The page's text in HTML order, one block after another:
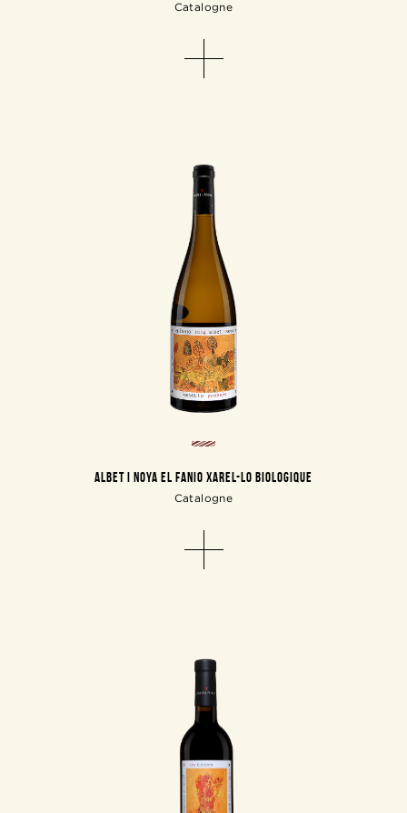
Catalogne
ALBET I NOYA EL FANIO XAREL-LO BIOLOGIQUE
Catalogne